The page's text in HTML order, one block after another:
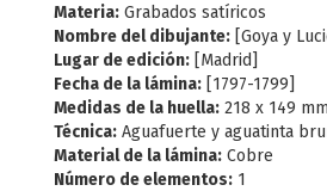
Materia: Grabados satíricos
Nombre del dibujante: [Goya y
Lugar de edición: [Madrid]
Fecha de la lámina: [1797-1799]
Medidas de la huella: 218 x 149
Técnica: Aguafuerte y aguatinta
Material de la lámina: Cobre
Número de elementos: 1